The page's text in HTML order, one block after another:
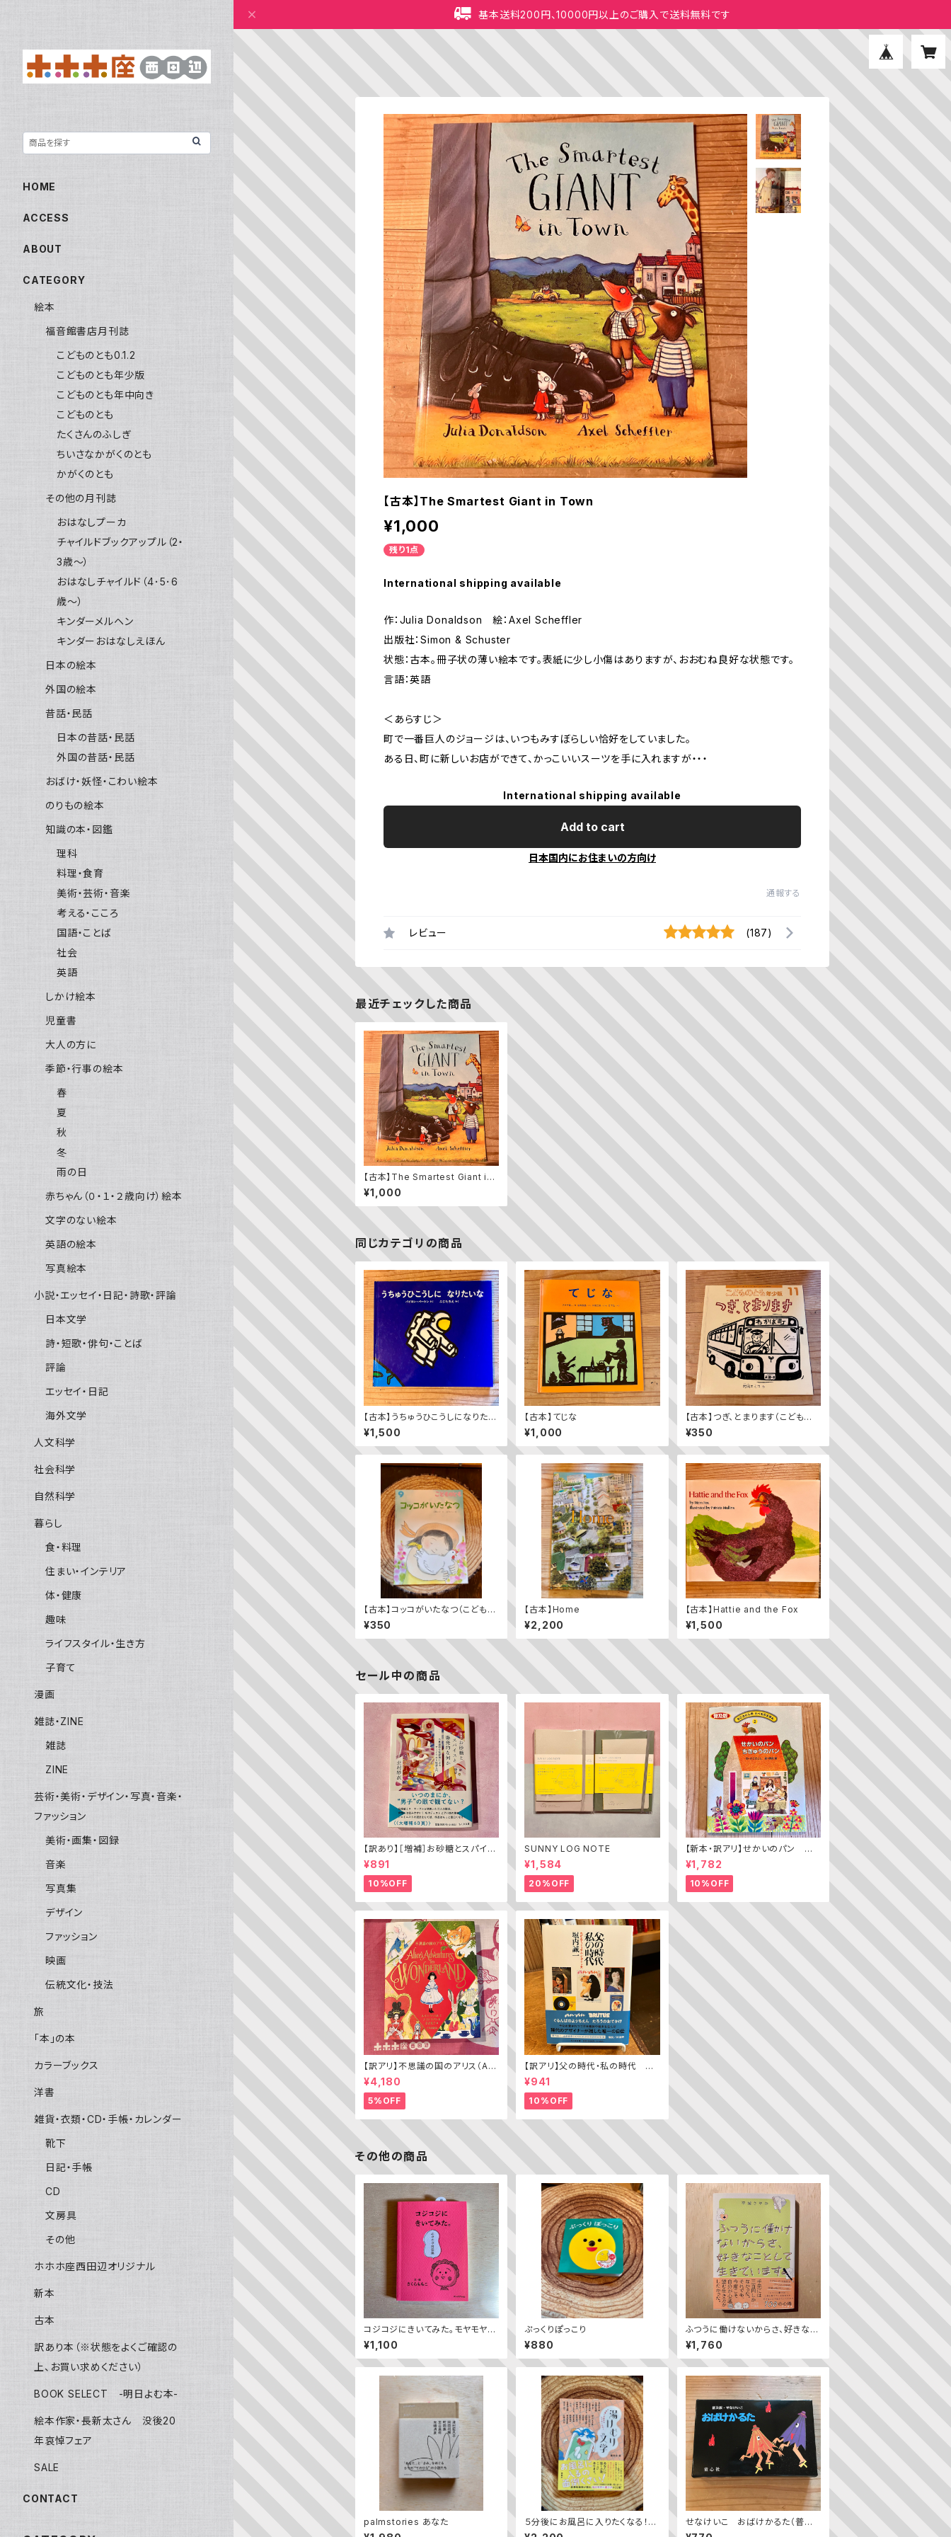
基本送料200円、10000円以上のご購入で送料無料です
【古本】The Smartest Giant in Town
¥1,000
残り1点
International shipping available
作：Julia Donaldson 絵：Axel Scheffler
出版社：Simon & Schuster
状態：古本。冊子状の薄い絵本です。表紙に少し小傷はありますが、おおむね良好な状態です。
言語：英語
＜あらすじ＞
町で一番巨人のジョージは、いつもみすぼらしい恰好をしていました。
ある日、町に新しいお店ができて、かっこいいスーツを手に入れますが・・・
International shipping available
Add to cart
日本国内にお住まいの方向け
通報する
レビュー (187)
最近チェックした商品
【古本】The Smartest Giant in
Town
¥1,000
同じカテゴリの商品
【古本】うちゅうひこうしになりたい
な
¥1,500
【古本】てじな
¥1,000
【古本】つぎ、とまります（こどもの
とも年少版 2009年11月号）（第
392号）
¥350
【古本】コッコがいたなつ（こどもの
とも2023年9月号）
¥350
【古本】Home
¥2,200
【古本】Hattie and the Fox
¥1,500
セール中の商品
【訳あり】［増補］お砂糖とスパイス
と爆発的な何か ——不真面目な
批評家によるフェミニスト批評入門
¥891
10%OFF
SUNNY LOG NOTE
¥1,584
20%OFF
【新本・訳アリ】せかいのパン ちき
ゅうのパン（普及版 かこさとし
¥1,782
10%OFF
【訳アリ】不思議の国のアリス（Alic
e’s Adventures in WONDERL
AND）
¥4,180
5%OFF
【訳アリ】父の時代・私の時代 ─
わがエディトリアル・デザイン史
¥941
10%OFF
その他の商品
コジコジにきいてみた。モヤモヤ問
答集
¥1,100
ぷっくりぽっこり
¥880
ふつうに働けないからさ、好きなこ
として生きています。
¥1,760
palmstories あなた
５分後にお風呂に入りたくなる！
湯けむり文学
せなけいこ おばけかるた（普及
版）
HOME
ACCESS
ABOUT
CATEGORY
絵本
福音館書店月刊誌
こどものとも0.1.2
こどものとも年少版
こどものとも年中向き
こどものとも
たくさんのふしぎ
ちいさなかがくのとも
かがくのとも
その他の月刊誌
おはなしプーカ
チャイルドブックアップル（2・
3歳～）
おはなしチャイルド（4･5･6
歳～）
キンダーメルヘン
キンダーおはなしえほん
日本の絵本
外国の絵本
昔話・民話
日本の昔話・民話
外国の昔話・民話
おばけ・妖怪・こわい絵本
のりもの絵本
知識の本・図鑑
理科
料理・食育
美術・芸術・音楽
考える・こころ
国語・ことば
社会
英語
しかけ絵本
児童書
大人の方に
季節・行事の絵本
春
夏
秋
冬
雨の日
赤ちゃん（０・１・２歳向け）絵本
文字のない絵本
英語の絵本
写真絵本
小説・エッセイ・日記・詩歌・評論
日本文学
詩・短歌・俳句・ことば
評論
エッセイ・日記
海外文学
人文科学
社会科学
自然科学
暮らし
食・料理
住まい・インテリア
体・健康
趣味
ライフスタイル・生き方
子育て
漫画
雑誌・ZINE
雑誌
ZINE
芸術・美術・デザイン・写真・音楽・
ファッション
美術・画集・図録
音楽
写真集
デザイン
ファッション
映画
伝統文化・技法
旅
「本」の本
カラーブックス
洋書
雑貨・衣類・CD・手帳・カレンダー
靴下
日記・手帳
CD
文房具
その他
ホホホ座西田辺オリジナル
新本
古本
訳あり本（※状態をよくご確認の
上、お買い求めください）
BOOK SELECT -明日よむ本-
絵本作家・長新太さん 没後20
年哀悼フェア
SALE
CONTACT